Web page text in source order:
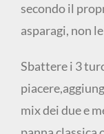
secondo il
asparagi, non
Sbattere i 3
mix dei due e